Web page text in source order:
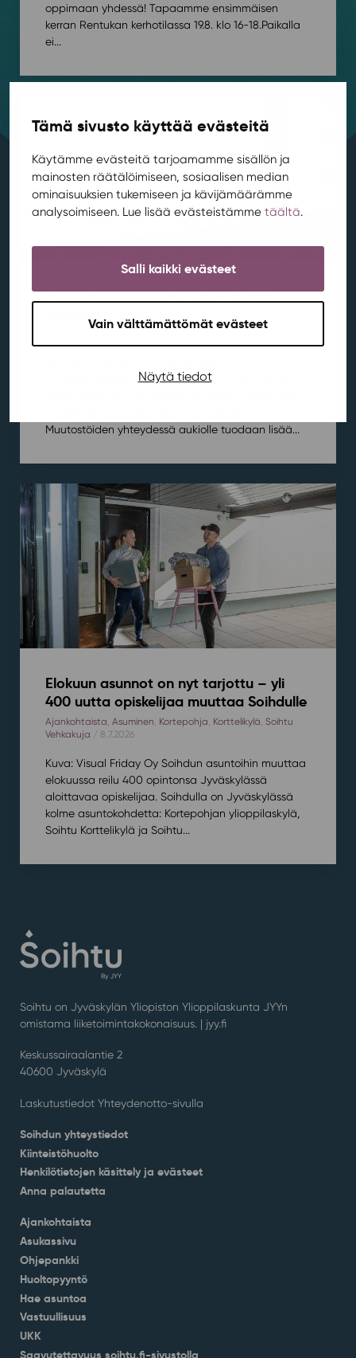
Tämä sivusto käyttää evästeitä
Käytämme evästeitä tarjoamamme sisällön ja
mainosten räätälöimiseen, sosiaalisen median
ominaisuuksien tukemiseen ja kävijämäärämme
analysoimiseen. Lue lisää evästeistämme täältä.
Salli kaikki evästeet
Vain välttämättömät evästeet
Näytä tiedot
oppimaan yhdessä! Tapaamme ensimmäisen
kerran Rentukan kerhotilassa 19.8. klo 16-18.⁠⁠Paikalla
ei...
Muutostyöt käynnistyvät Rentukan
turvallisemmaksi ja viihtyisämmäksi on suunniteltu jo
Muutostöiden yhteydessä aukiolle tuodaan lisää...
Elokuun asunnot on nyt tarjottu – yli
400 uutta opiskelijaa muuttaa Soihdulle
Ajankohtaista Asuminen Kortepohja Korttelikylä Soihtu
Vehkakuja / 8.7.2026
Kuva: Visual Friday Oy Soihdun asuntoihin muuttaa
elokuussa reilu 400 opintonsa Jyväskylässä
aloittavaa opiskelijaa. Soihdulla on Jyväskylässä
kolme asuntokohdetta: Kortepohjan ylioppilaskylä,
Soihtu Korttelikylä ja Soihtu...
Soihtu on Jyväskylän Yliopiston Ylioppilaskunta JYYn
omistama liiketoimintakokonaisuus. | jyy.fi
Keskussairaalantie 2
40600 Jyväskylä
Laskutustiedot Yhteydenotto-sivulla
Soihdun yhteystiedot
Kiinteistöhuolto
Henkilötietojen käsittely ja evästeet
Anna palautetta
Ajankohtaista
Asukassivu
Ohjepankki
Huoltopyyntö
Hae asuntoa
Vastuullisuus
UKK
Saavutettavuus soihtu.fi-sivustolla